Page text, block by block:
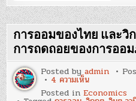
ปัจจุบัน
:
ดร.ไสว
บุญ
มา
โจ
เซฟ
สติ
กลิตซ์
เกี่ยว
กับ
ภาวะ
เศรษฐกิจ
ปัจจุบัน
ดร.ไสว
บุญ
การออมของไทย และ
การถดถอยของการออ
Posted byadmin
4 ความเห็นบน
ออม
Posted inEconomics